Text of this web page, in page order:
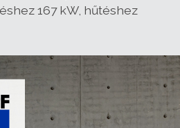
167 kW, hűtéshez